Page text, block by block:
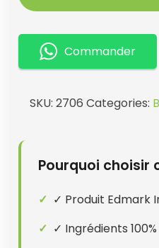
Commander
SKU: 2706 Categories:
Pourquoi choisir
✓ Produit Edmark
✓ Ingrédients